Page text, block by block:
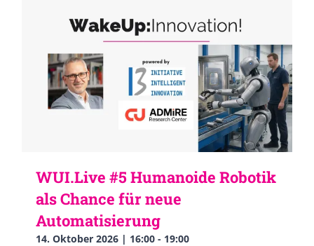
WUI.Live #5 Humanoide Robotik
als Chance für neue
Automatisierung
14. Oktober 2026 | 16:00 - 19:00